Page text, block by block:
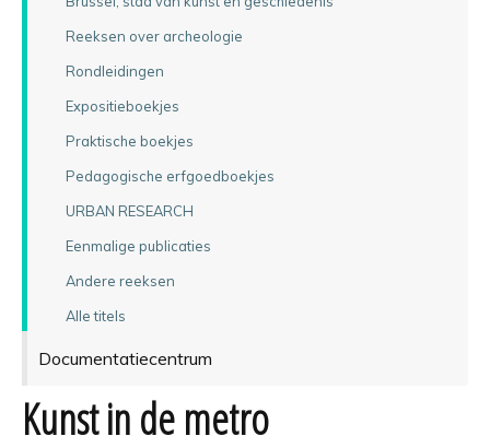
Reeksen over archeologie
Rondleidingen
Expositieboekjes
Praktische boekjes
Pedagogische erfgoedboekjes
URBAN RESEARCH
Eenmalige publicaties
Andere reeksen
Alle titels
Documentatiecentrum
Kunst in de metro